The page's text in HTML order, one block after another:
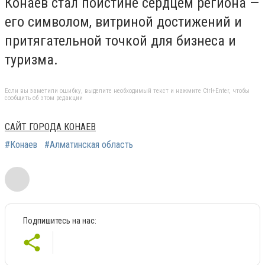
его символом, витриной достижений и
притягательной точкой для бизнеса и
туризма.
Если вы заметили ошибку, выделите необходимый текст и нажмите Ctrl+Enter, чтобы
сообщить об этом редакции
САЙТ ГОРОДА КОНАЕВ
#Конаев
#Алматинская область
Подпишитесь на нас: